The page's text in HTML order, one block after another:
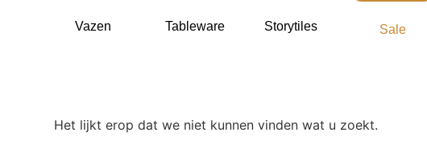
Vazen Tableware Storytiles Sale
Het lijkt erop dat we niet kunnen vinden wat u zoekt.